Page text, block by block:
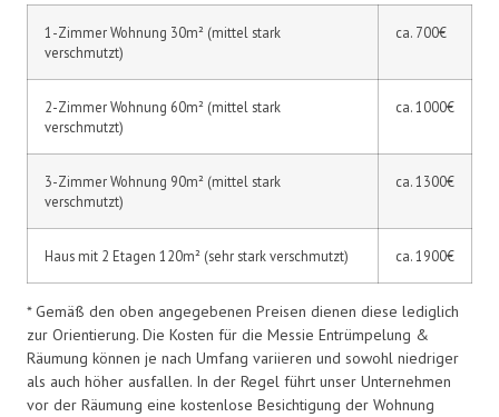
1-Zimmer Wohnung 30m² (mittel stark
verschmutzt)
ca. 700€
2-Zimmer Wohnung 60m² (mittel stark
verschmutzt)
ca. 1000€
3-Zimmer Wohnung 90m² (mittel stark
verschmutzt)
ca. 1300€
Haus mit 2 Etagen 120m² (sehr stark verschmutzt) ca. 1900€
* Gemäß den oben angegebenen Preisen dienen diese lediglich
zur Orientierung. Die Kosten für die Messie Entrümpelung &
Räumung können je nach Umfang variieren und sowohl niedriger
als auch höher ausfallen. In der Regel führt unser Unternehmen
vor der Räumung eine kostenlose Besichtigung der Wohnung